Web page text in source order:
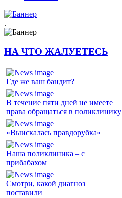
.
НА ЧТО ЖАЛУЕТЕСЬ
Где же ваш бандит?
В течение пяти дней не имеете
права обращаться в поликлинику
«Выискалась правдорубка»
Наша поликлиника – с
прибабахом
Смотри, какой диагноз
поставили